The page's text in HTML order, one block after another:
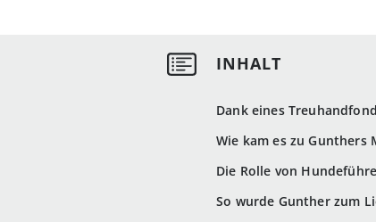
Dank eines
Wie kam es zu Gunthers
Die Rolle von
So wurde Gunther zum